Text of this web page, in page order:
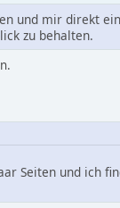
und mir direkt
zu behalten.
Seiten und ich